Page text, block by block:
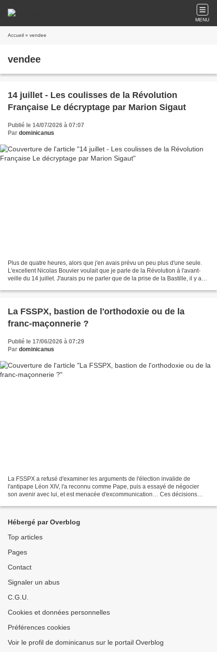
MENU
Accueil » vendee
vendee
14 juillet - Les coulisses de la Révolution
Française Le décryptage par Marion Sigaut
Publié le 14/07/2026 à 07:07
Par dominicanus
Plus de quatre heures, alors que j'en avais prévu un peu plus d'une seule.
L'excellent Nicolas Bouvier voulait que je parle de la Révolution à l'avant-
veille du 14 juillet. J'aurais pu ne parler que de la prise de la Bastille, il y a
La FSSPX, bastion de l'orthodoxie ou de la
franc-maçonnerie ?
Publié le 17/06/2026 à 07:29
Par dominicanus
La FSSPX a refusé d'examiner les arguments de l'élection invalide de
l'antipape Léon XIV, l'a reconnu comme Pape, puis a essayé de négocier
son avenir avec lui, et est menacée d'excommunication… Ces décisions
Hébergé par Overblog
Top articles
Pages
Contact
Signaler un abus
C.G.U.
Cookies et données personnelles
Préférences cookies
Voir le profil de dominicanus sur le portail Overblog